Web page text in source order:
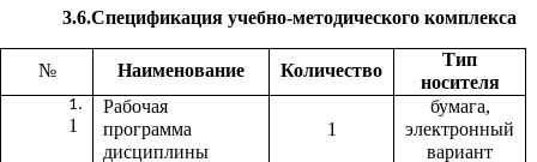
3.6.Спецификация учебно-методического комплекса
№ Наименование Количество
Тип
носителя
1
Рабочая
программа
дисциплины
1
бумага,
электронный
вариант